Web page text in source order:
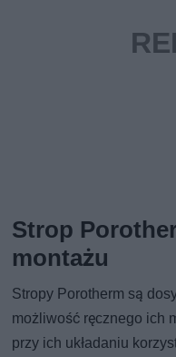
Strop
montażu
Stropy Porotherm są
możliwość ręcznego ich
przy ich układaniu